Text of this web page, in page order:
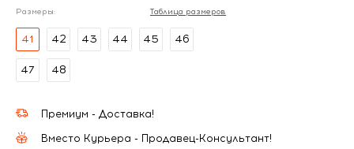
Размеры: Таблица размеров
41 42 43 44 45 46
47 48
Премиум - Доставка!
Вместо Курьера - Продавец-Консультант!